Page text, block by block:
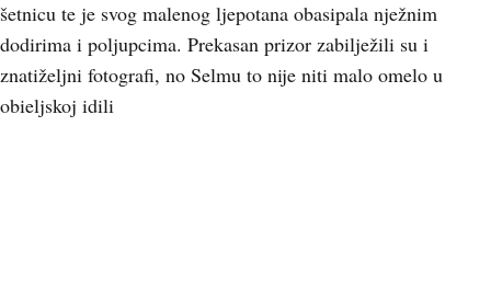
šetnicu te je svog malenog ljepotana obasipala nježnim
dodirima i poljupcima. Prekasan prizor zabilježili su i
znatiželjni fotografi, no Selmu to nije niti malo omelo u
obieljskoj idili